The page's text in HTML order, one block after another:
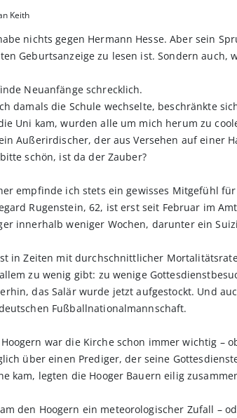
Keith
nichts gegen Hermann Hesse. Aber sein
Geburtsanzeige zu lesen ist. Sondern
Neuanfänge schrecklich.
damals die Schule wechselte, beschränkte
Uni kam, wurden alle um mich herum zu
Außerirdischer, der aus Versehen auf einer
schön, ist da der Zauber?
empfinde ich stets ein gewisses Mitgefühl
Rugenstein, 62, ist erst seit Februar im
innerhalb weniger Wochen, darunter ein
in Zeiten mit durchschnittlicher
zu wenig gibt: zu wenige
das Salär wurde jetzt aufgestockt. Und
Fußballnationalmannschaft.
war die Kirche schon immer wichtig –
über einen Prediger, der seine
kam, legten die Hooger Bauern eilig
den Hoogern ein meteorologischer Zufall –